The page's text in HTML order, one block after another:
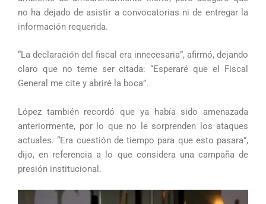
no ha dejado de asistir a convocatorias ni de entregar la
información requerida.
“La declaración del fiscal era innecesaria”, afirmó, dejando
claro que no teme ser citada: “Esperaré que el Fiscal
General me cite y abriré la boca”.
López también recordó que ya había sido amenazada
anteriormente, por lo que no le sorprenden los ataques
actuales. “Era cuestión de tiempo para que esto pasara”,
dijo, en referencia a lo que considera una campaña de
presión institucional.